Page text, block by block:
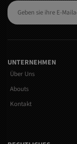
UNTERNEHMEN
Über Uns
Abouts
Kontakt